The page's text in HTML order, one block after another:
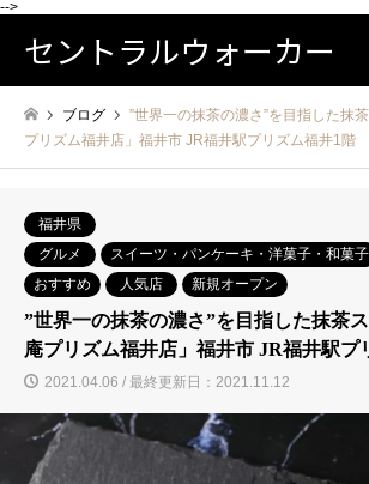
-->
セントラルウォーカー
ブログ
”世界一の抹茶の濃さ”を目指した抹
プリズム福井店」福井市 JR福井駅プリズム福井1階
福井県
グルメ
スイーツ・パンケーキ・洋菓子・和菓子
おすすめ
人気店 新規オープン
”世界一の抹茶の濃さ”を目指した抹茶
庵プリズム福井店」福井市 JR福井駅プ
2021.04.06 / 最終更新日：2021.11.12